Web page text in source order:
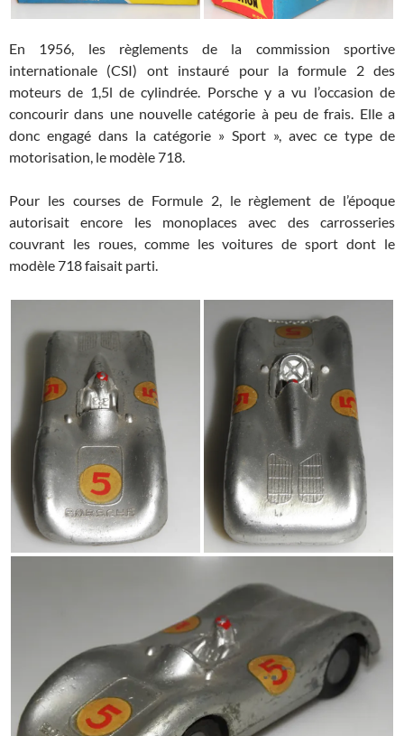
En 1956, les règlements de la commission sportive
internationale (CSI) ont instauré pour la formule 2 des
moteurs de 1,5l de cylindrée. Porsche y a vu l’occasion de
concourir dans une nouvelle catégorie à peu de frais. Elle a
donc engagé dans la catégorie » Sport », avec ce type de
motorisation, le modèle 718.
Pour les courses de Formule 2, le règlement de l’époque
autorisait encore les monoplaces avec des carrosseries
couvrant les roues, comme les voitures de sport dont le
modèle 718 faisait parti.